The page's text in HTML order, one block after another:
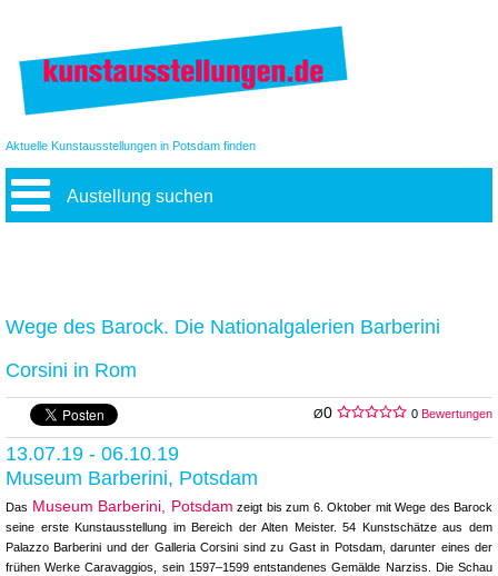
Aktuelle Kunstausstellungen in Potsdam finden
Austellung suchen
Wege des Barock. Die Nationalgalerien Barberini
Corsini in Rom
Ø0 0 Bewertungen
13.07.19 - 06.10.19
Museum Barberini, Potsdam
Das Museum Barberini, Potsdam zeigt bis zum 6. Oktober mit Wege des Barock
seine erste Kunstausstellung im Bereich der Alten Meister. 54 Kunstschätze aus dem
Palazzo Barberini und der Galleria Corsini sind zu Gast in Potsdam, darunter eines der
frühen Werke Caravaggios, sein 1597–1599 entstandenes Gemälde Narziss. Die Schau